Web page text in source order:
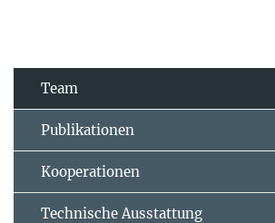
Team
Publikationen
Kooperationen
Technische Ausstattung